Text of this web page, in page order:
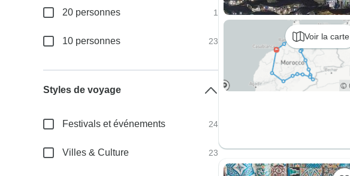
Voir la carte
20 personnes 1
10 personnes 23
Styles de voyage
Festivals et événements 24
Villes & Culture 23